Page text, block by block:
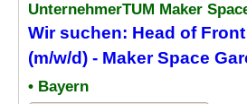
UnternehmerTUM Maker
Wir suchen: Head of
(m/w/d) - Maker Space
• Bayern